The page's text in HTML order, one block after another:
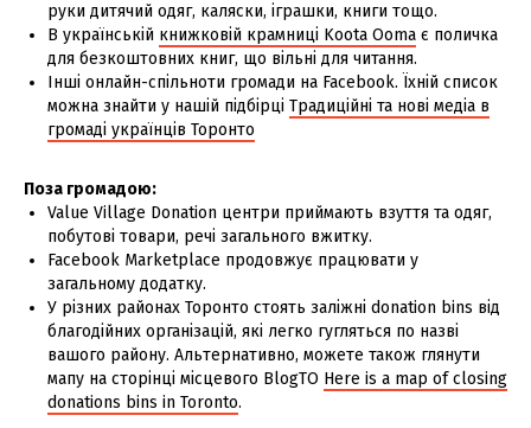
руки дитячий одяг, каляски, іграшки, книги тощо.
В українській книжковій крамниці Koota Ooma є поличка
для безкоштовних книг, що вільні для читання.
Інші онлайн-спільноти громади на Facebook. Їхній список
можна знайти у нашій підбірці Традиційні та нові медіа в
громаді українців Торонто
Поза громадою:
Value Village Donation центри приймають взуття та одяг,
побутові товари, речі загального вжитку.
Facebook Marketplace продовжує працювати у
загальному додатку.
У різних районах Торонто стоять заліжні donation bins від
благодійних організацій, які легко гугляться по назві
вашого району. Альтернативно, можете також глянути
мапу на сторінці місцевого BlogTO Here is a map of closing
donations bins in Toronto.